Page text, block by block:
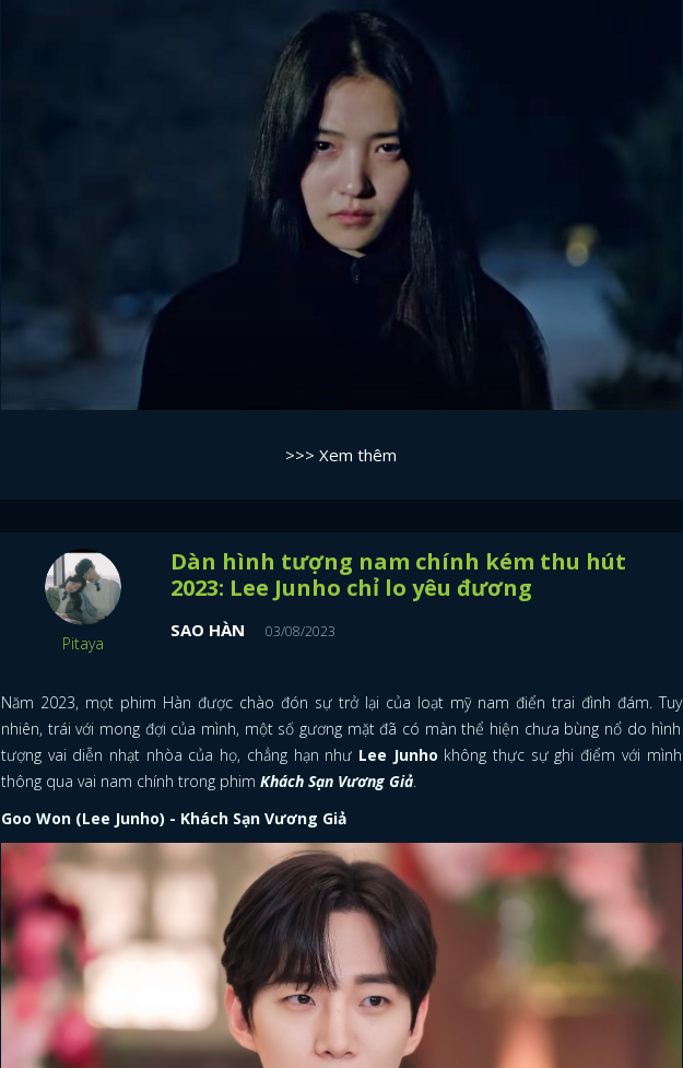
>>> Xem thêm
Pitaya
Dàn hình tượng nam chính kém thu hút
2023: Lee Junho chỉ lo yêu đương
SAO HÀN 03/08/2023
Năm 2023, mọt phim Hàn được chào đón sự trở lại của loạt mỹ nam điển trai đình đám. Tuy
nhiên, trái với mong đợi của mình, một số gương mặt đã có màn thể hiện chưa bùng nổ do hình
tượng vai diễn nhạt nhòa của họ, chẳng hạn như Lee Junho không thực sự ghi điểm với mình
thông qua vai nam chính trong phim Khách Sạn Vương Giả.
Goo Won (Lee Junho) - Khách Sạn Vương Giả